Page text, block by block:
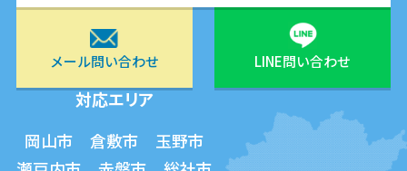
メール問い合わせ LINE問い合わせ
対応エリア
岡山市 倉敷市 玉野市